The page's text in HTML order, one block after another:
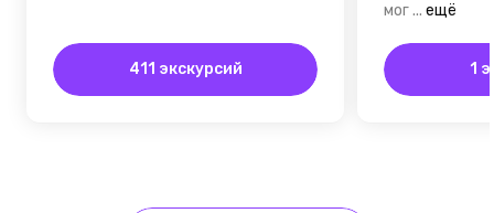
411 экскурсий
мог... ещё
1